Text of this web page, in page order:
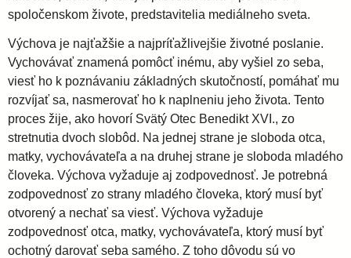
spoločenskom živote, predstavitelia mediálneho sveta.
Výchova je najťažšie a najpríťažlivejšie životné poslanie.
Vychovávať znamená pomôcť inému, aby vyšiel zo seba,
viesť ho k poznávaniu základných skutočností, pomáhať mu
rozvíjať sa, nasmerovať ho k naplneniu jeho života. Tento
proces žije, ako hovorí Svätý Otec Benedikt XVI., zo
stretnutia dvoch slobôd. Na jednej strane je sloboda otca,
matky, vychovávateľa a na druhej strane je sloboda mladého
človeka. Výchova vyžaduje aj zodpovednosť. Je potrebná
zodpovednosť zo strany mladého človeka, ktorý musí byť
otvorený a nechať sa viesť. Výchova vyžaduje
zodpovednosť otca, matky, vychovávateľa, ktorý musí byť
ochotný darovať seba samého. Z toho dôvodu sú vo